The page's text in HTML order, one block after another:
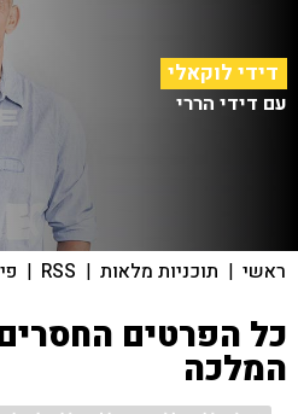
דידי לוקאלי
עם דידי הררי
ראשי | תוכניות מלאות |
RSS
|
כל הפרטים
המלכה